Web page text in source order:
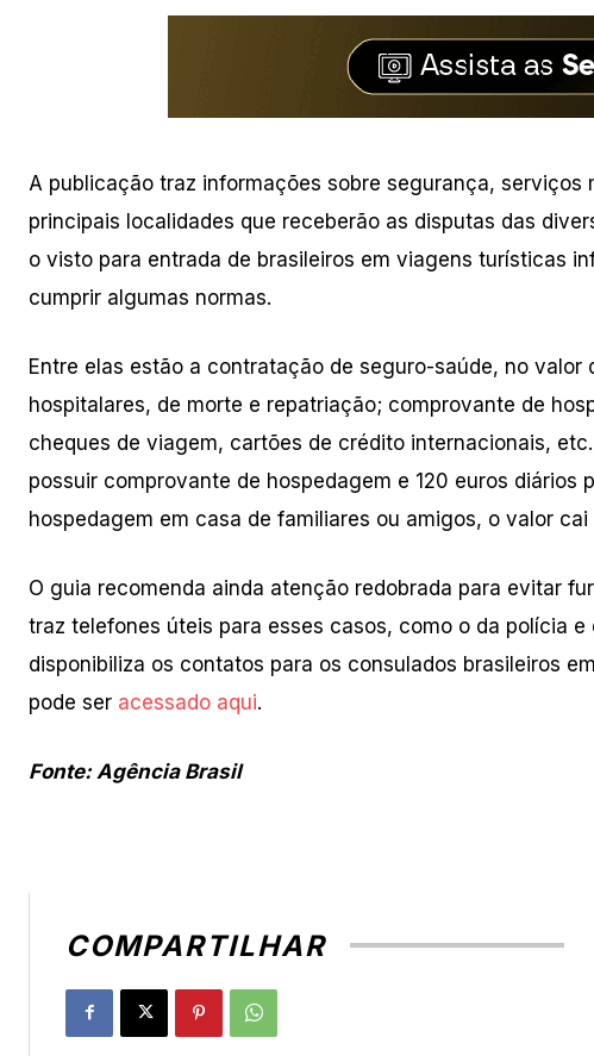
A publicação traz informações sobre segurança,
principais localidades que receberão as disputas das
o visto para entrada de brasileiros em viagens turísticas
cumprir algumas normas.
Entre elas estão a contratação de seguro-saúde, no
hospitalares, de morte e repatriação; comprovante de
cheques de viagem, cartões de crédito internacionais,
possuir comprovante de hospedagem e 120 euros diários
hospedagem em casa de familiares ou amigos, o valor
O guia recomenda ainda atenção redobrada para evitar
traz telefones úteis para esses casos, como o da polícia
disponibiliza os contatos para os consulados brasileiros
pode ser acessado aqui.
Fonte: Agência Brasil
COMPARTILHAR